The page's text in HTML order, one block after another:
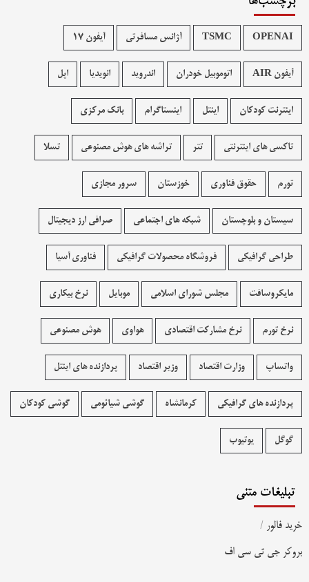
OPENAI
TSMC آژانس مسافرتی آیفون 17
آیفون AIR اتوموبیل خودران اندروید انویدیا اپل
اینترنت کودکان اینتل اینستاگرام بانک مرکزی
تاکسی های اینترنتی تتر تراشه های هوش مصنوعی تسلا
تورم حقوق فناوری خوزستان سرور مجازی
سیستان و بلوچستان شبکه های اجتماعی صرافی ارز دیجیتال
طراحی گرافیکی فروشگاه محصولات گرافيکی فناوری آسیا
مایکروسافت مجلس شورای اسلامی موبایل نرخ بیکاری
نرخ تورم نرخ مشارکت اقتصادی هواوی هوش مصنوعی
واتساپ وزارت اقتصاد وزیر اقتصاد پردازنده های اینتل
پردازنده های گرافیکی کرمانشاه گوشی شیائومی گوشی کودکان
گوگل یوتیوب
تبلیغات متنی
خرید فالور /
بروکر جی تی سی اف